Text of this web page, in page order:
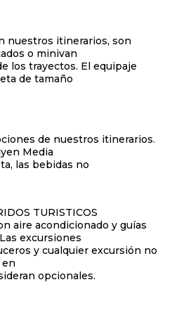
nuestros itinerarios, son
o minivan
los trayectos. El equipaje
de tamaño
de nuestros itinerarios.
Media
las bebidas no
TURISTICOS
aire acondicionado y guías
excursiones
y cualquier excursión no
opcionales.